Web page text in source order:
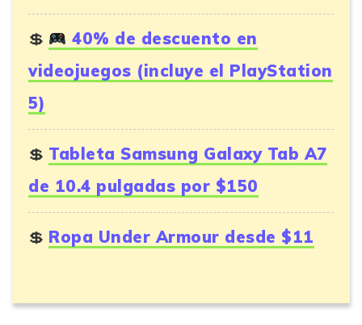
40% de descuento en
videojuegos (incluye el PlayStation
5)
Tableta Samsung Galaxy Tab A7
de 10.4 pulgadas por $150
Ropa Under Armour desde $11